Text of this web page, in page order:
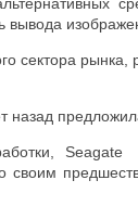
сектора
назад
своим